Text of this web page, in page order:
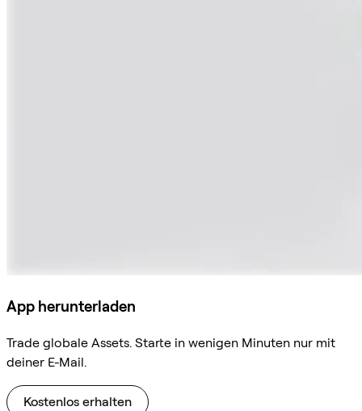
App herunterladen
Trade globale Assets. Starte in wenigen Minuten nur mit
deiner E-Mail.
Kostenlos erhalten